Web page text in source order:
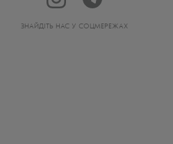
ЗНАЙДІТЬ НАС У СОЦМЕРЕЖАХ